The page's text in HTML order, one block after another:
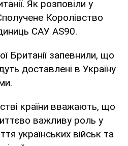
Як розповіли у
Королівство
САУ AS90.
Британії запевнили, що
доставлені в Україну
країни вважають, що
важливу роль у
українських військ та